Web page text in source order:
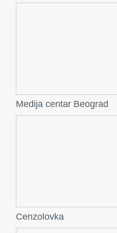
Medija centar Beograd
Cenzolovka